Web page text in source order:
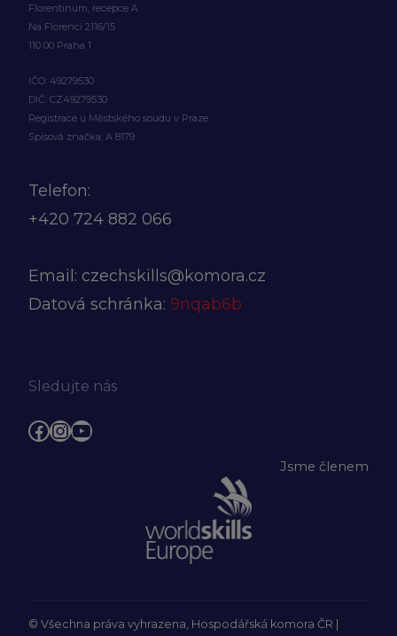
Florentinum, recepce A
Na Florenci 2116/15
110 00 Praha 1
IČO: 49279530
DIČ: CZ49279530
Registrace u Městského soudu v Praze
Spisová značka: A 8179
Telefon:
+420 724 882 066
Email: czechskills@komora.cz
Datová schránka: 9nqab6b
Sledujte nás
Facebook
Instagram
YouTube
Jsme členem
© Všechna práva vyhrazena, Hospodářská komora ČR |